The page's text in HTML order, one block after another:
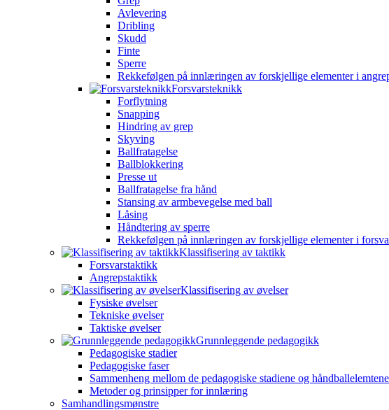
Avlevering
Dribling
Skudd
Finte
Sperre
Rekkefølgen på innlæringen av forskjellige elementer i
Forsvarsteknikk
Forflytning
Snapping
Hindring av grep
Skyving
Ballfratagelse
Ballblokkering
Presse ut
Ballfratagelse fra hånd
Stansing av armbevegelse med ball
Låsing
Håndtering av sperre
Rekkefølgen på innlæringen av forskjellige elementer i
Klassifisering av taktikk
Forsvarstaktikk
Angrepstaktikk
Klassifisering av øvelser
Fysiske øvelser
Tekniske øvelser
Taktiske øvelser
Grunnleggende pedagogikk
Pedagogiske stadier
Pedagogiske faser
Sammenheng mellom de pedagogiske stadiene og håndballelemtene
Metoder og prinsipper for innlæring
Samhandlingsmønstre